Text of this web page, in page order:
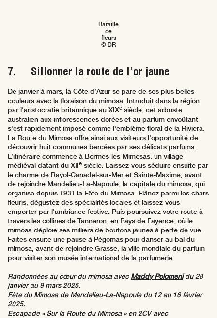
Bataille
de
fleurs
© DR
7. Sillonner la route de l’or jaune
De janvier à mars, la Côte d’Azur se pare de ses plus belles
couleurs avec la floraison du mimosa. Introduit dans la région
par l'aristocratie britannique au XIXe siècle, cet arbuste
australien aux inflorescences dorées et au parfum envoûtant
s'est rapidement imposé comme l'emblème floral de la Riviera.
La Route du Mimosa offre ainsi aux visiteurs l'opportunité de
découvrir huit communes bercées par ses délicats parfums.
L’itinéraire commence à Bormes-les-Mimosas, un village
médiéval datant du XIIe siècle. Laissez-vous séduire ensuite par
le charme de Rayol-Canadel-sur-Mer et Sainte-Maxime, avant
de rejoindre Mandelieu-La-Napoule, la capitale du mimosa, qui
organise depuis 1931 la Fête du Mimosa. Flânez parmi les chars
fleuris, dégustez des spécialités locales et laissez-vous
emporter par l'ambiance festive. Puis poursuivez votre route à
travers les collines de Tanneron, en Pays de Fayence, où le
mimosa déploie ses milliers de boutons jaunes à perte de vue.
Faites ensuite une pause à Pégomas pour danser au bal du
mimosa, avant de rejoindre Grasse, la ville mondiale du parfum
pour visiter son musée international de la parfumerie.
Randonnées au cœur du mimosa avec Maddy Polomenidu 28
janvier au 9 mars 2025.
Fête du Mimosa de Mandelieu-La-Napoule du 12 au 16 février
2025.
Escapade « Sur la Route du Mimosa » en 2CV avec